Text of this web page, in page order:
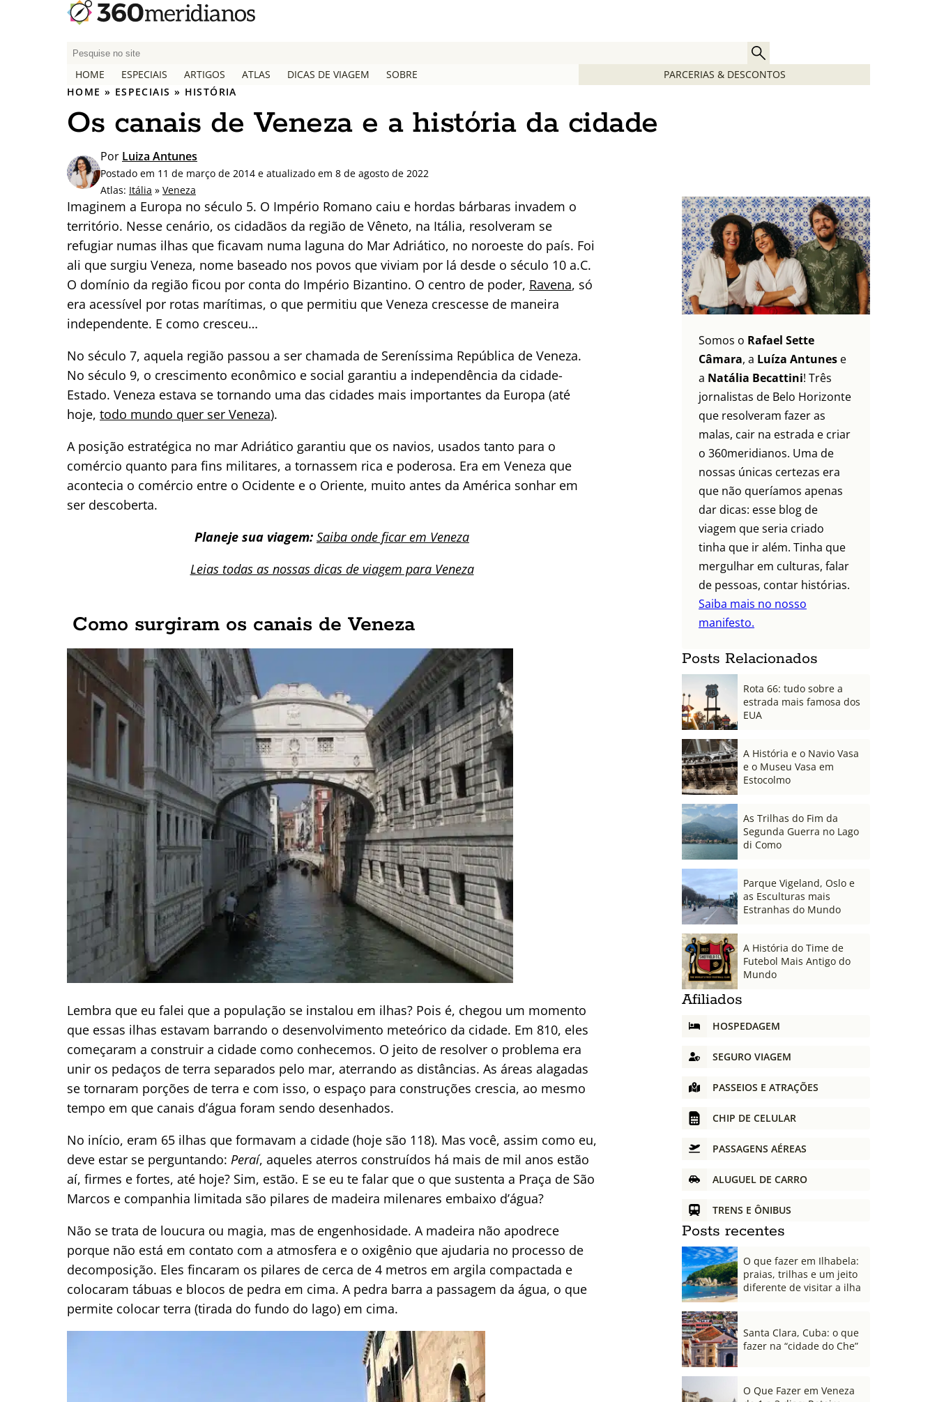
P
q
u
i
a
r
p
o
r
:
HOME ESPECIAIS ARTIGOS ATLAS DICAS DE VIAGEM SOBRE
PARCERIAS & DESCONTOS
HOME » ESPECIAIS » HISTÓRIA
Os canais de Veneza e a história da cidade
Por Luiza Antunes
Postado em 11 de março de 2014 e atualizado em 8 de agosto de 2022
Atlas: Itália » Veneza
Imaginem a Europa no século 5. O Império Romano caiu e hordas bárbaras invadem o
território. Nesse cenário, os cidadãos da região de Vêneto, na Itália, resolveram se
refugiar numas ilhas que ficavam numa laguna do Mar Adriático, no noroeste do país. Foi
ali que surgiu Veneza, nome baseado nos povos que viviam por lá desde o século 10 a.C.
O domínio da região ficou por conta do Império Bizantino. O centro de poder, Ravena, só
era acessível por rotas marítimas, o que permitiu que Veneza crescesse de maneira
independente. E como cresceu…
No século 7, aquela região passou a ser chamada de Sereníssima República de Veneza.
No século 9, o crescimento econômico e social garantiu a independência da cidade-
Estado. Veneza estava se tornando uma das cidades mais importantes da Europa (até
hoje, todo mundo quer ser Veneza).
A posição estratégica no mar Adriático garantiu que os navios, usados tanto para o
comércio quanto para fins militares, a tornassem rica e poderosa. Era em Veneza que
acontecia o comércio entre o Ocidente e o Oriente, muito antes da América sonhar em
ser descoberta.
Planeje sua viagem: Saiba onde ficar em Veneza
Leias todas as nossas dicas de viagem para Veneza
Como surgiram os canais de Veneza
Lembra que eu falei que a população se instalou em ilhas? Pois é, chegou um momento
que essas ilhas estavam barrando o desenvolvimento meteórico da cidade. Em 810, eles
começaram a construir a cidade como conhecemos. O jeito de resolver o problema era
unir os pedaços de terra separados pelo mar, aterrando as distâncias. As áreas alagadas
se tornaram porções de terra e com isso, o espaço para construções crescia, ao mesmo
tempo em que canais d’água foram sendo desenhados.
No início, eram 65 ilhas que formavam a cidade (hoje são 118). Mas você, assim como eu,
deve estar se perguntando: Peraí, aqueles aterros construídos há mais de mil anos estão
aí, firmes e fortes, até hoje? Sim, estão. E se eu te falar que o que sustenta a Praça de São
Marcos e companhia limitada são pilares de madeira milenares embaixo d’água?
Não se trata de loucura ou magia, mas de engenhosidade. A madeira não apodrece
porque não está em contato com a atmosfera e o oxigênio que ajudaria no processo de
decomposição. Eles fincaram os pilares de cerca de 4 metros em argila compactada e
colocaram tábuas e blocos de pedra em cima. A pedra barra a passagem da água, o que
permite colocar terra (tirada do fundo do lago) em cima.
Somos o Rafael Sette
Câmara, a Luíza Antunes e
a Natália Becattini! Três
jornalistas de Belo Horizonte
que resolveram fazer as
malas, cair na estrada e criar
o 360meridianos. Uma de
nossas únicas certezas era
que não queríamos apenas
dar dicas: esse blog de
viagem que seria criado
tinha que ir além. Tinha que
mergulhar em culturas, falar
de pessoas, contar histórias.
Saiba mais no nosso
manifesto.
Posts Relacionados
Rota 66: tudo sobre a
estrada mais famosa dos
EUA
A História e o Navio Vasa
e o Museu Vasa em
Estocolmo
As Trilhas do Fim da
Segunda Guerra no Lago
di Como
Parque Vigeland, Oslo e
as Esculturas mais
Estranhas do Mundo
A História do Time de
Futebol Mais Antigo do
Mundo
Afiliados
HOSPEDAGEM
SEGURO VIAGEM
PASSEIOS E ATRAÇÕES
CHIP DE CELULAR
PASSAGENS AÉREAS
ALUGUEL DE CARRO
TRENS E ÔNIBUS
Posts recentes
O que fazer em Ilhabela:
praias, trilhas e um jeito
diferente de visitar a ilha
Santa Clara, Cuba: o que
fazer na “cidade do Che”
O Que Fazer em Veneza